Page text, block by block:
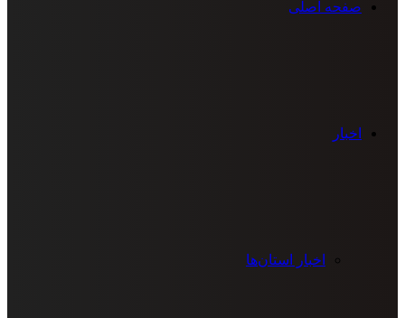
صفحه اصلی
اخبار
اخبار استان‌ها